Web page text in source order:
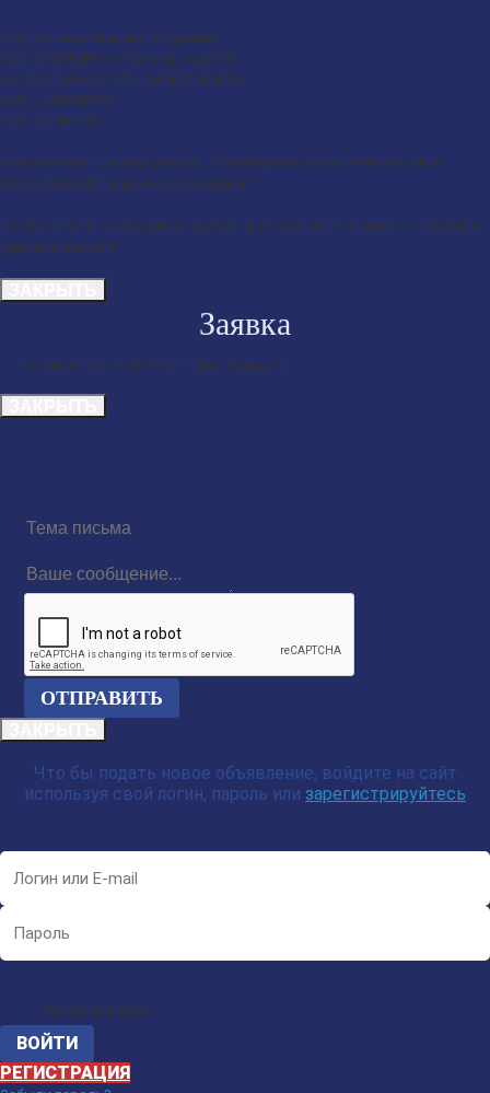
ИП Достанко Максим Андреевич
ЗАО «БСБ БАНК» г. Минска, код 175
р/с BY51UNBS30131225900010000933
БИК – UNBSBY2X
УНП 191987769
В назначении платежа указать: “Размещение объявления на сайте
arenda-besedki.by (срок размещения)”
После оплаты необходимо сделать фото вашей платежки и отправить
администратору!
Заявка
[contact-form-7 id=”6141″ title=”Заявка”]
письма
сообщение...
Что бы подать новое объявление, войдите на сайт
используя свой логин, пароль или зарегистрируйтесь
Запомнить меня
РЕГИСТРАЦИЯ